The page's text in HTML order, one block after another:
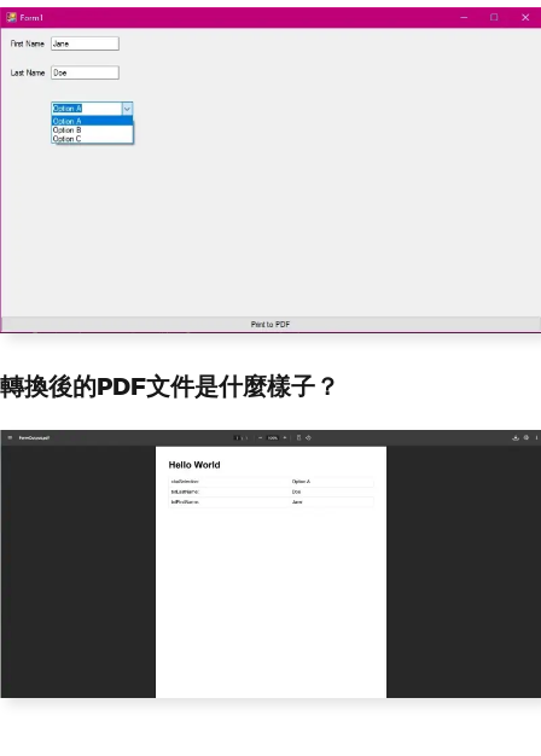
rer
var renderer = new
ChromePdfRenderer
();
// Configure rendering options
renderer
10;
// Generate PDF from HTML content
sPdf(html.ToString());
string
fileName = "FormOutput.pdf"
.SaveAs
轉換後的PDF文件是什麼樣子？